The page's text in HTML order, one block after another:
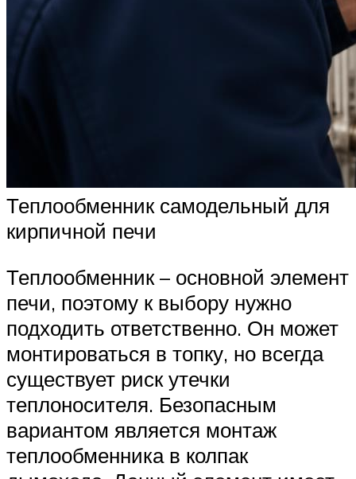
Теплообменник самодельный для
кирпичной печи
Теплообменник – основной элемент
печи, поэтому к выбору нужно
подходить ответственно. Он может
монтироваться в топку, но всегда
существует риск утечки
теплоносителя. Безопасным
вариантом является монтаж
теплообменника в колпак